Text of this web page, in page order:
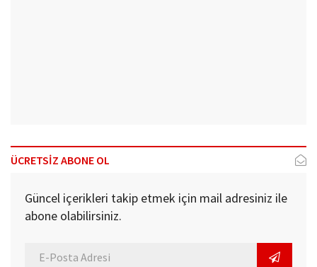
ÜCRETSİZ ABONE OL
Güncel içerikleri takip etmek için mail adresiniz ile
abone olabilirsiniz.